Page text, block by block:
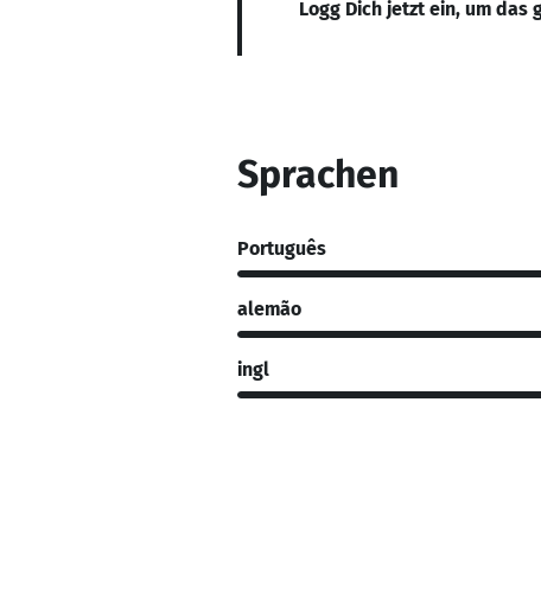
Logg Dich jetzt ein, um das
Sprachen
Português
alemão
ingl